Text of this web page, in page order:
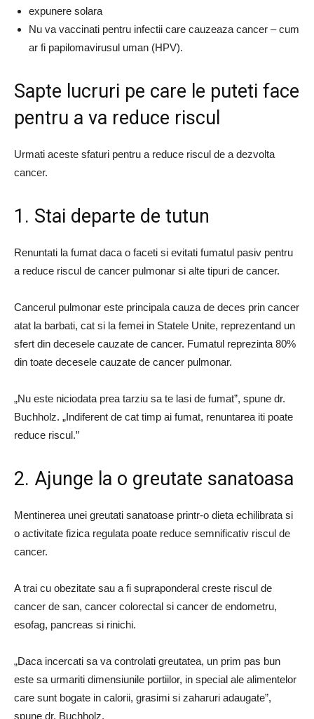
expunere solara
Nu va vaccinati pentru infectii care cauzeaza cancer – cum
ar fi papilomavirusul uman (HPV).
Sapte lucruri pe care le puteti face
pentru a va reduce riscul
Urmati aceste sfaturi pentru a reduce riscul de a dezvolta
cancer.
1. Stai departe de tutun
Renuntati la fumat daca o faceti si evitati fumatul pasiv pentru
a reduce riscul de cancer pulmonar si alte tipuri de cancer.
Cancerul pulmonar este principala cauza de deces prin cancer
atat la barbati, cat si la femei in Statele Unite, reprezentand un
sfert din decesele cauzate de cancer. Fumatul reprezinta 80%
din toate decesele cauzate de cancer pulmonar.
„Nu este niciodata prea tarziu sa te lasi de fumat”, spune dr.
Buchholz. „Indiferent de cat timp ai fumat, renuntarea iti poate
reduce riscul.”
2. Ajunge la o greutate sanatoasa
Mentinerea unei greutati sanatoase printr-o dieta echilibrata si
o activitate fizica regulata poate reduce semnificativ riscul de
cancer.
A trai cu obezitate sau a fi supraponderal creste riscul de
cancer de san, cancer colorectal si cancer de endometru,
esofag, pancreas si rinichi.
„Daca incercati sa va controlati greutatea, un prim pas bun
este sa urmariti dimensiunile portiilor, in special ale alimentelor
care sunt bogate in calorii, grasimi si zaharuri adaugate”,
spune dr. Buchholz.